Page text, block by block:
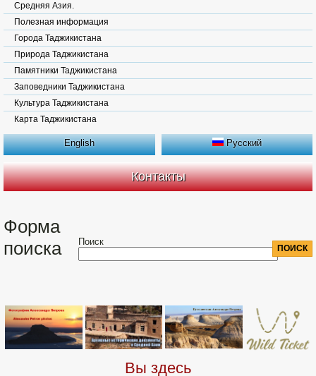
Средняя Азия.
Полезная информация
Города Таджикистана
Природа Таджикистана
Памятники Таджикистана
Заповедники Таджикистана
Культура Таджикистана
Карта Таджикистана
English Русский
Контакты
Форма
поиска
Поиск
Вы здесь